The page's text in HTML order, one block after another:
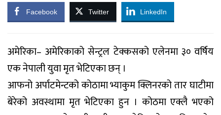
Facebook Twitter LinkedIn
अमेरिका– अमेरिकाको सेन्ट्रल टेक्कसको एलेनमा ३० वर्षिय
एक नेपाली युवा मृत भेटिएका छन् ।
आफनो अर्पाटमेन्टको कोठामा भ्याकुम क्लिनरको तार घाटीमा
बेरेको अवस्थामा मृत भेटिएका हुन । कोठमा एक्लै भएको